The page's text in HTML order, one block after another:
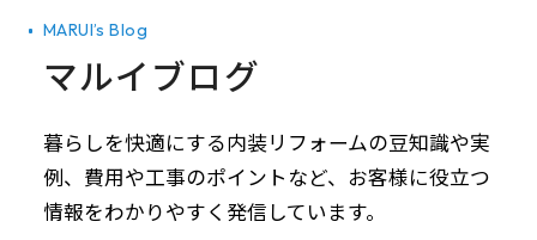
MARUI’s Blog
マルイブログ
暮らしを快適にする内装リフォームの豆知識や実
例、費用や工事のポイントなど、お客様に役立つ
情報をわかりやすく発信しています。